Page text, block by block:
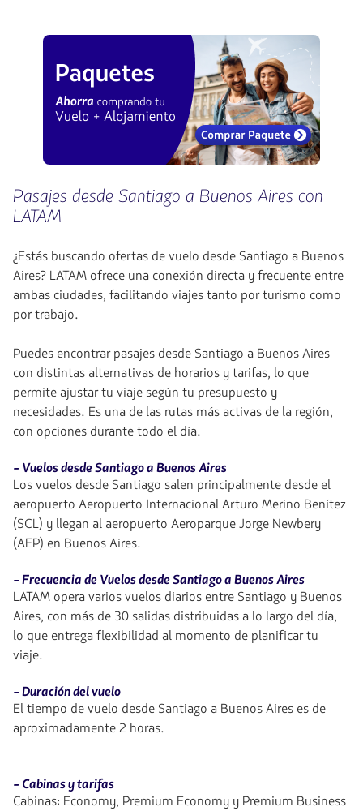
Pasajes desde Santiago a Buenos Aires con
LATAM
¿Estás buscando ofertas de vuelo desde Santiago a Buenos
Aires? LATAM ofrece una conexión directa y frecuente entre
ambas ciudades, facilitando viajes tanto por turismo como
por trabajo.
Puedes encontrar pasajes desde Santiago a Buenos Aires
con distintas alternativas de horarios y tarifas, lo que
permite ajustar tu viaje según tu presupuesto y
necesidades. Es una de las rutas más activas de la región,
con opciones durante todo el día.
- Vuelos desde Santiago a Buenos Aires
Los vuelos desde Santiago salen principalmente desde el
aeropuerto Aeropuerto Internacional Arturo Merino Benítez
(SCL) y llegan al aeropuerto Aeroparque Jorge Newbery
(AEP) en Buenos Aires.
- Frecuencia de Vuelos desde Santiago a Buenos Aires
LATAM opera varios vuelos diarios entre Santiago y Buenos
Aires, con más de 30 salidas distribuidas a lo largo del día,
lo que entrega flexibilidad al momento de planificar tu
viaje.
- Duración del vuelo
El tiempo de vuelo desde Santiago a Buenos Aires es de
aproximadamente 2 horas.
- Cabinas y tarifas
Cabinas: Economy, Premium Economy y Premium Business